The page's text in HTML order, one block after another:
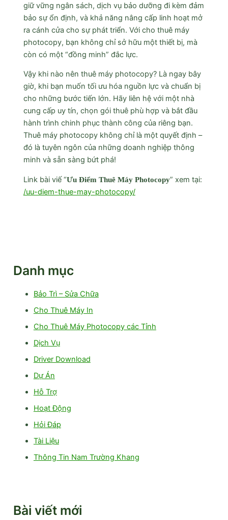
giữ vững ngân sách, dịch vụ bảo dưỡng đi kèm đảm
bảo sự ổn định, và khả năng nâng cấp linh hoạt mở
ra cánh cửa cho sự phát triển. Với cho thuê máy
photocopy, bạn không chỉ sở hữu một thiết bị, mà
còn có một “đồng minh” đắc lực.
Vậy khi nào nên thuê máy photocopy? Là ngay bây
giờ, khi bạn muốn tối ưu hóa nguồn lực và chuẩn bị
cho những bước tiến lớn. Hãy liên hệ với một nhà
cung cấp uy tín, chọn gói thuê phù hợp và bắt đầu
hành trình chinh phục thành công của riêng bạn.
Thuê máy photocopy không chỉ là một quyết định –
đó là tuyên ngôn của những doanh nghiệp thông
minh và sẵn sàng bứt phá!
Link bài viế “Ưu Điểm Thuê Máy Photocopy” xem tại:
/uu-diem-thue-may-photocopy/
Danh mục
Bảo Trì – Sửa Chữa
Cho Thuê Máy In
Cho Thuê Máy Photocopy các Tỉnh
Dịch Vụ
Driver Download
Dự Án
Hỗ Trợ
Hoạt Động
Hỏi Đáp
Tài Liệu
Thông Tin Nam Trường Khang
Bài viết mới